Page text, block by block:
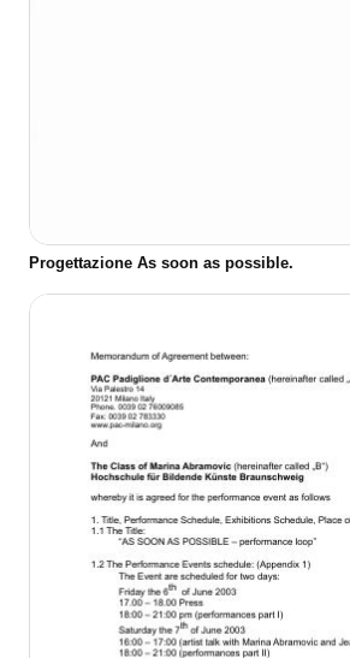
Progettazione As soon as possible.